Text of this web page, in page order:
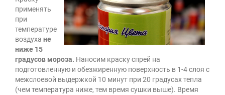
применять
при
температуре
воздуха не
ниже 15
градусов мороза. Наносим краску спрей на
подготовленную и обезжиренную поверхность в 1-4 слоя с
межслоевой выдержкой 10 минут при 20 градусах тепла
(чем температура ниже, тем время сушки выше). Время